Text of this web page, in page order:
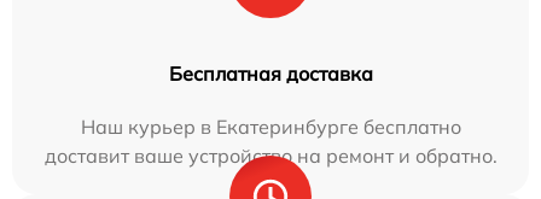
Бесплатная доставка
Наш курьер в Екатеринбурге бесплатно
доставит ваше устройство на ремонт и обратно.